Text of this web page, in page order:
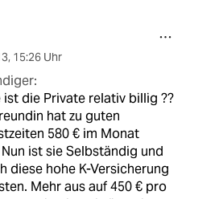
, 15:26 Uhr
die Private relativ billig ??
hat zu guten
580 € im Monat
ist sie Selbständig und
diese hohe K-Versicherung
Mehr aus auf 450 € pro